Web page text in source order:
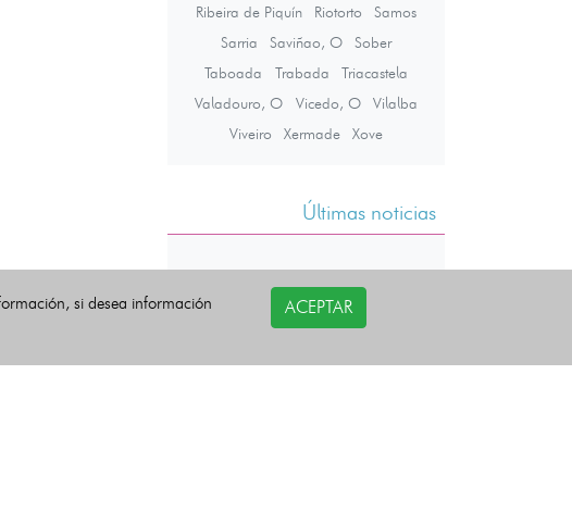
Ribeira de Piquín
Riotorto
Samos
Sarria
Saviñao, O
Sober
Taboada
Trabada
Triacastela
Valadouro, O
Vicedo, O
Vilalba
Viveiro
Xermade Xove
Últimas noticias
si desea información
ACEPTAR